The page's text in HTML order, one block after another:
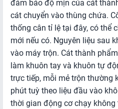
đảm bảo độ mịn của cát
cát chuyển vào thùng chứa.
thống cân tỉ lệ tại đây, có thể
mới nếu có. Nguyên liệu sau
vào máy trộn. Cát thành
làm khuôn tay và khuôn tự
trực tiếp, mỗi mẻ trộn thường
phút tuỳ theo liệu đầu vào
thời gian động cơ chạy